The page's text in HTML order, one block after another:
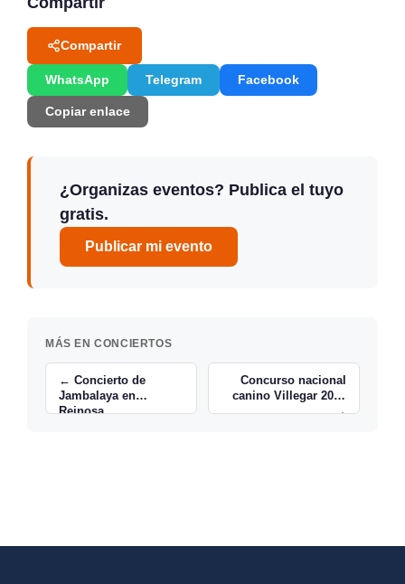
Compartir
WhatsApp Telegram Facebook
Copiar enlace
¿Organizas eventos? Publica el tuyo
gratis.
Publicar mi evento
MÁS EN CONCIERTOS
← Concierto de
Jambalaya en
Reinosa
Concurso nacional
canino Villegar 2015
→